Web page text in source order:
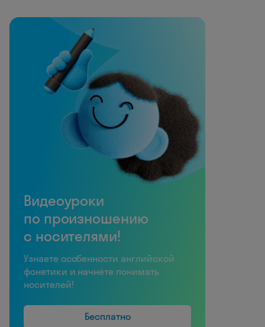
Видеоуроки
по произношению
с носителями!
Узнаете особенности английской
фонетики и начнёте понимать
носителей!
Бесплатно